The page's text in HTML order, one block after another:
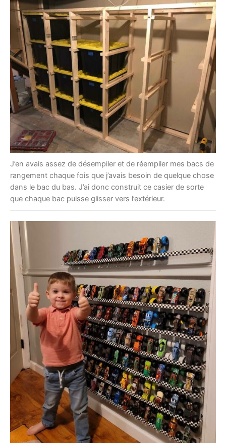
J’en avais assez de désempiler et de réempiler mes bacs de
rangement chaque fois que j’avais besoin de quelque chose
dans le bac du bas. J’ai donc construit ce casier de sorte
que chaque bac puisse glisser vers l’extérieur.